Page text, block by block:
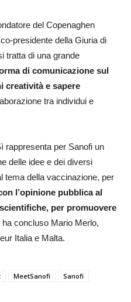
del Copenaghen
presidente della Giuria di
tratta di una grande
di comunicazione sul
creatività e sapere
tra individui e
rappresenta per Sanofi un
delle idee e dei diversi
tema della vaccinazione, per
l’opinione pubblica al
per promuovere
ha concluso Mario Merlo,
Italia e Malta.
MeetSanofi
Sanofi